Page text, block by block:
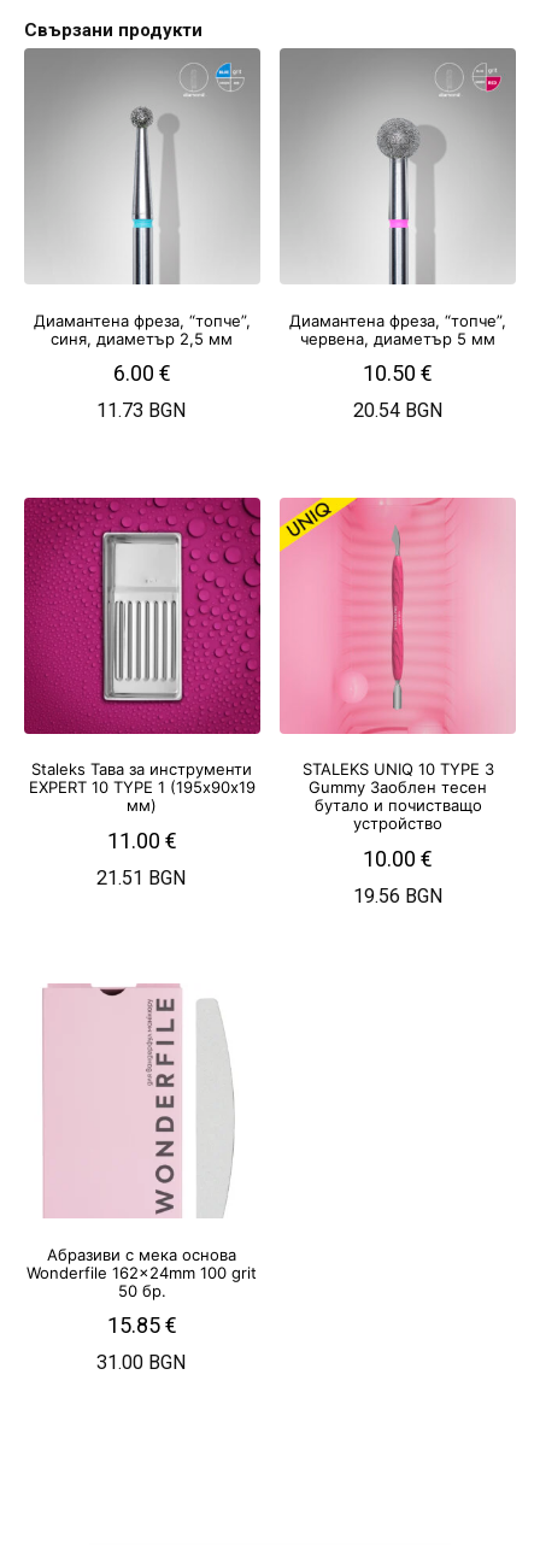
Свързани продукти
Диамантена фреза, “топче”,
синя, диаметър 2,5 мм
6.00 €
11.73 BGN
Диамантена фреза, “топче”,
червена, диаметър 5 мм
10.50€
20.54 BGN
Staleks Тава за инструменти
EXPERT 10 TYPE 1 (195х90х19
мм)
11.00 €
21.51 BGN
STALEKS UNIQ 10 TYPE 3
Gummy Заоблен тесен
бутало и почистващо
устройство
10.00€
19.56 BGN
Абразиви с мека основа
Wonderfile 162x24mm 100 grit
50 бр.
15.85€
31.00 BGN